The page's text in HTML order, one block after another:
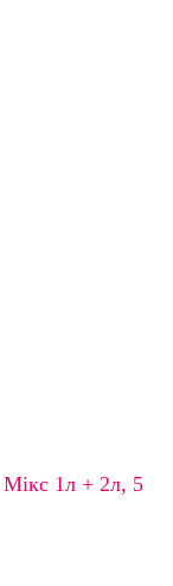
Мікс 1л + 2л, 5